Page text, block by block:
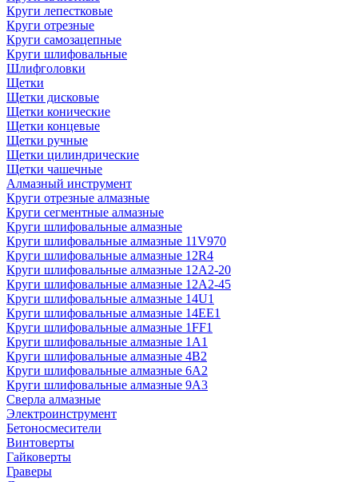
Круги лепестковые
Круги отрезные
Круги самозацепные
Круги шлифовальные
Шлифголовки
Щетки
Щетки дисковые
Щетки конические
Щетки концевые
Щетки ручные
Щетки цилиндрические
Щетки чашечные
Алмазный инструмент
Круги отрезные алмазные
Круги сегментные алмазные
Круги шлифовальные алмазные
Круги шлифовальные алмазные 11V970
Круги шлифовальные алмазные 12R4
Круги шлифовальные алмазные 12А2-20
Круги шлифовальные алмазные 12А2-45
Круги шлифовальные алмазные 14U1
Круги шлифовальные алмазные 14ЕЕ1
Круги шлифовальные алмазные 1FF1
Круги шлифовальные алмазные 1А1
Круги шлифовальные алмазные 4В2
Круги шлифовальные алмазные 6A2
Круги шлифовальные алмазные 9А3
Сверла алмазные
Электроинструмент
Бетоносмесители
Винтоверты
Гайковерты
Граверы